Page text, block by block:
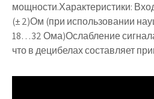
мощности.Характеристики:
(± 2)Ом (при использовании
18…32 Ома)Ослабление
что в децибелах составляет